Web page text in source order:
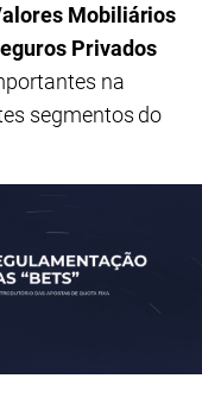
Mobiliários
Privados
na
segmentos do